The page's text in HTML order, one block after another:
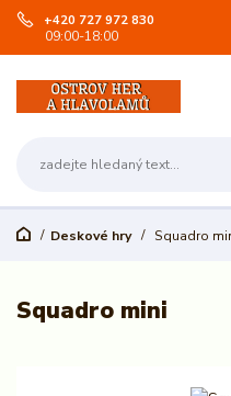
+420 727 972 830
09:00-18:00
Deskové hry Squadro
Squadro mini